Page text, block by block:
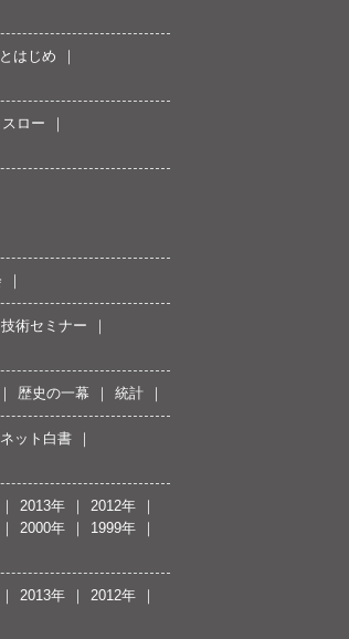
はじめ
ロー
技術セミナー
歴史の一幕 統計
ット白書
2013年
2012年
2000年
1999年
2013年
2012年